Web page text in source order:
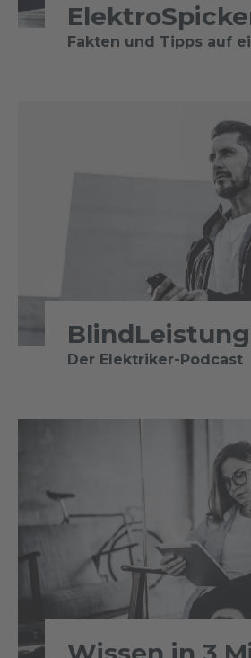
Fakten und Tipps auf
BlindLeistung
Der Elektriker-Podcast